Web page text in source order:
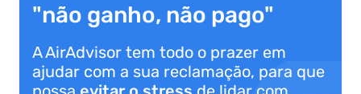
"não ganho, não pago"
A AirAdvisor tem todo o prazer em
ajudar com a sua reclamação, para que